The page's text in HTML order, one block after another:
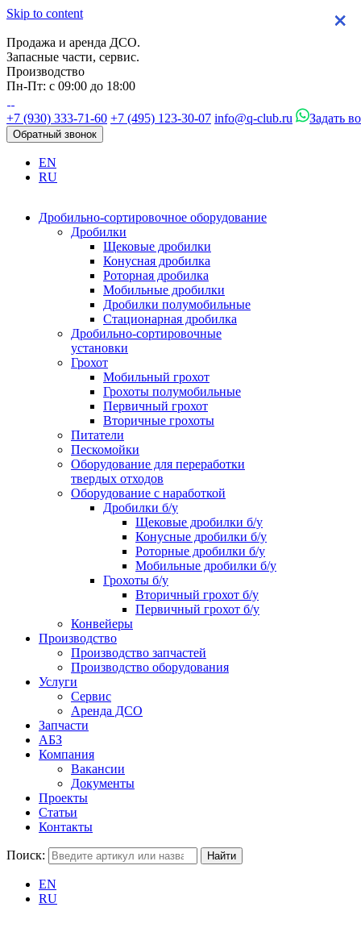
Skip to content
Продажа и аренда ДСО.
Запасные части, сервис.
Производство
Пн-Пт: с 09:00 до 18:00
+7 (930) 333-71-60 +7 (495) 123-30-07 info@q-club.ru Задать
Обратный звонок
EN
RU
Дробильно-сортировочное оборудование
Дробилки
Щековые дробилки
Конусная дробилка
Роторная дробилка
Мобильные дробилки
Дробилки полумобильные
Стационарная дробилка
Дробильно-сортировочные
установки
Грохот
Мобильный грохот
Грохоты полумобильные
Первичный грохот
Вторичные грохоты
Питатели
Пескомойки
Оборудование для переработки
твердых отходов
Оборудование с наработкой
Дробилки б/у
Щековые дробилки б/у
Конусные дробилки б/у
Роторные дробилки б/у
Мобильные дробилки б/у
Грохоты б/у
Вторичный грохот б/у
Первичный грохот б/у
Конвейеры
Производство
Производство запчастей
Производство оборудования
Услуги
Сервис
Аренда ДСО
Запчасти
АБЗ
Компания
Вакансии
Документы
Проекты
Статьи
Контакты
Поиск:
EN
RU
×
×
×
×